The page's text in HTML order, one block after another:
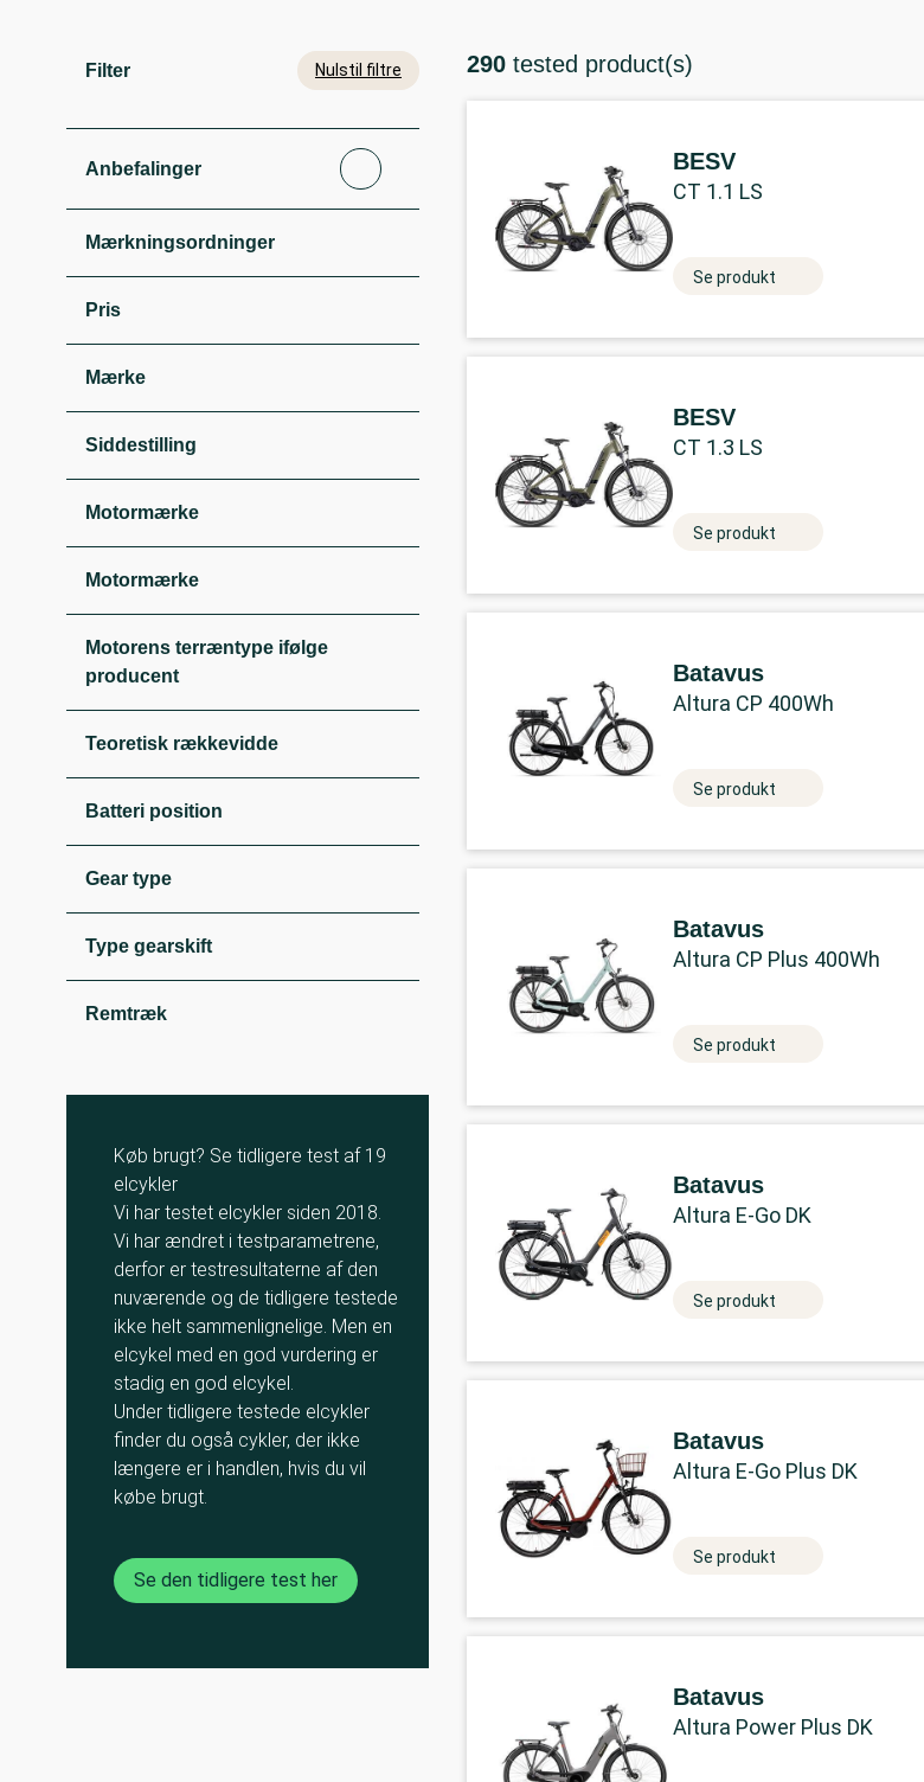
Filter Nulstil filtre
Anbefalinger
Mærkningsordninger
Pris
Mærke
Siddestilling
Motormærke
Motormærke
Motorens terræntype ifølge
producent
Teoretisk rækkevidde
Batteri position
Gear type
Type gearskift
Remtræk
Køb brugt? Se tidligere test af 19
elcykler
Vi har testet elcykler siden 2018.
Vi har ændret i testparametrene,
derfor er testresultaterne af den
nuværende og de tidligere testede
ikke helt sammenlignelige. Men en
elcykel med en god vurdering er
stadig en god elcykel.
Under tidligere testede elcykler
finder du også cykler, der ikke
længere er i handlen, hvis du vil
købe brugt.
Se den tidligere test her
290 tested product(s)
BESV
CT 1.1 LS
Se produkt
BESV
CT 1.3 LS
Se produkt
Batavus
Altura CP 400Wh
Se produkt
Batavus
Altura CP Plus 400Wh
Se produkt
Batavus
Altura E-Go DK
Se produkt
Batavus
Altura E-Go Plus DK
Se produkt
Batavus
Altura Power Plus DK